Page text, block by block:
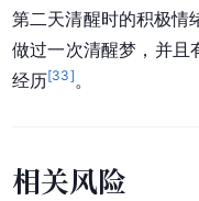
第二天清醒时的积极情
做过一次清醒梦，并且
经历[33] 。
相关风险